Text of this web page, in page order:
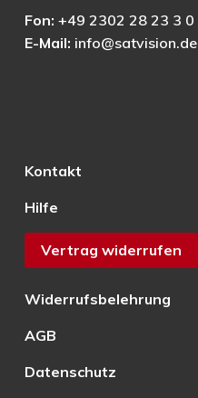
Fon: +49 2302 28 23 3 0
E-Mail: info@satvision.de
Kontakt
Hilfe
Vertrag widerrufen
Widerrufsbelehrung
AGB
Datenschutz